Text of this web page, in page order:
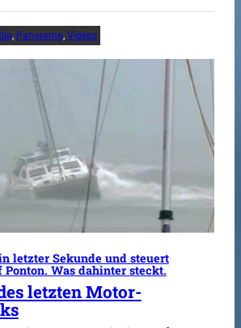
, Panorama, Videos
letzter Sekunde und steuert
Ponton. Was dahinter steckt.
letzten Motor-